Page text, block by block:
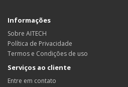
Informações
Sobre AITECH
Política de Privacidade
Termos e Condições de uso
Serviços ao cliente
Entre em contato